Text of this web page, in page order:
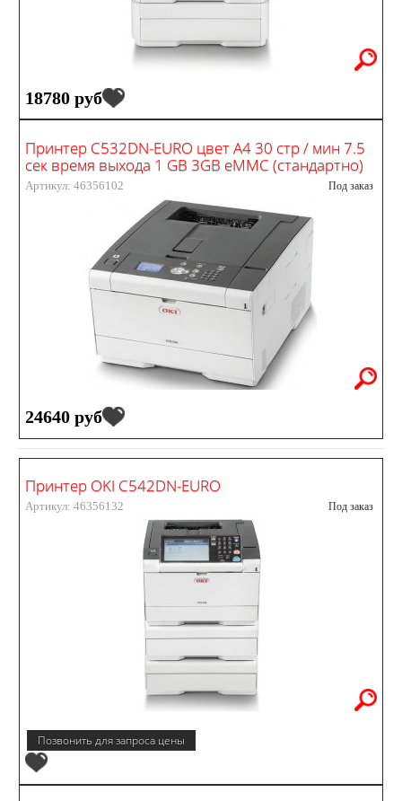
18780 руб
Принтер C532DN-EURO цвет А4 30 стр / мин 7.5
сек время выхода 1 GB 3GB eMMC (стандартно)
Артикул: 46356102 Под заказ
24640 руб
Принтер OKI C542DN-EURO
Артикул: 46356132 Под заказ
Позвонить для запроса цены